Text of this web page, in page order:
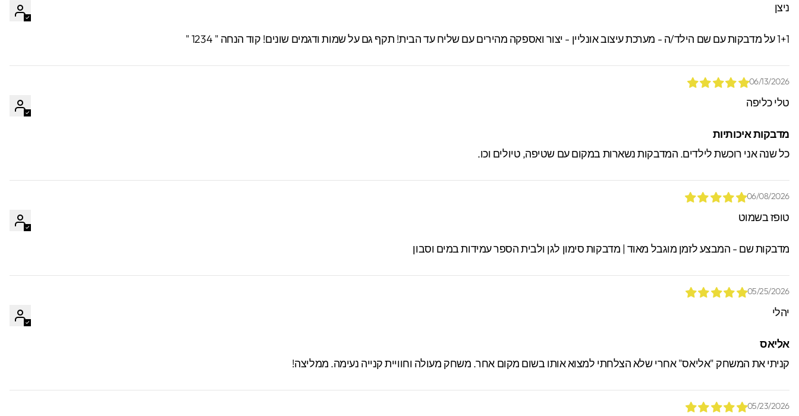
ניצן
1+1 על מדבקות עם שם הילד/ה - מערכת עיצוב אונליין - יצור ואספקה מהירים עם שליח עד הבית! תקף גם על שמות ודגמים שונים! קוד הנחה " 1234 "
06/13/2026
טלי כליפה
מדבקות איכותיות
כל שנה אני רוכשת לילדים. המדבקות נשארות במקום עם שטיפה, טיולים וכו.
06/08/2026
טופז בשמוט
מדבקות שם - המבצע לזמן מוגבל מאוד | מדבקות סימון לגן ולבית הספר עמידות במים וסבון
05/25/2026
יהלי
אליאס
קניתי את המשחק "אליאס" אחרי שלא הצלחתי למצוא אותו בשום מקום אחר. משחק מעולה וחוויית קנייה נעימה. ממליצה!
05/23/2026